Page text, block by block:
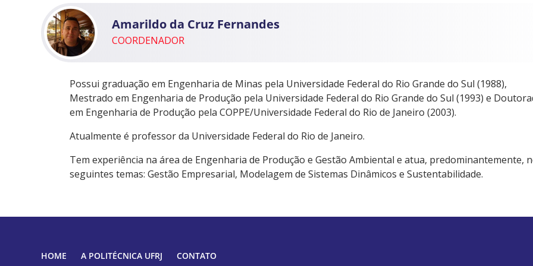
Amarildo da Cruz Fernandes
COORDENADOR
Possui graduação em Engenharia de Minas pela Universidade Federal do Rio Grande do Sul (1988),
Mestrado em Engenharia de Produção pela Universidade Federal do Rio Grande do Sul (1993) e
em Engenharia de Produção pela COPPE/Universidade Federal do Rio de Janeiro (2003).
Atualmente é professor da Universidade Federal do Rio de Janeiro.
Tem experiência na área de Engenharia de Produção e Gestão Ambiental e atua, predominantemente,
seguintes temas: Gestão Empresarial, Modelagem de Sistemas Dinâmicos e Sustentabilidade.
HOME A POLITÉCNICA UFRJ CONTATO